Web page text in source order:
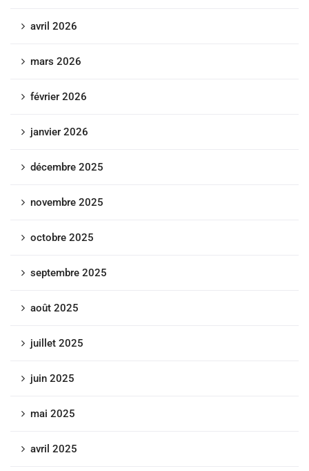
avril 2026
mars 2026
février 2026
janvier 2026
décembre 2025
novembre 2025
octobre 2025
septembre 2025
août 2025
juillet 2025
juin 2025
mai 2025
avril 2025